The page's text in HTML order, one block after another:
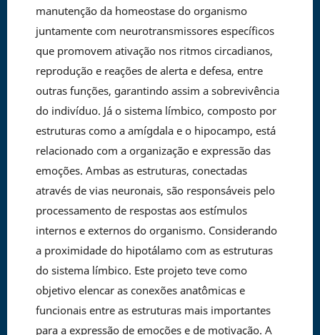
manutenção da homeostase do organismo
juntamente com neurotransmissores específicos
que promovem ativação nos ritmos circadianos,
reprodução e reações de alerta e defesa, entre
outras funções, garantindo assim a sobrevivência
do indivíduo. Já o sistema límbico, composto por
estruturas como a amígdala e o hipocampo, está
relacionado com a organização e expressão das
emoções. Ambas as estruturas, conectadas
através de vias neuronais, são responsáveis pelo
processamento de respostas aos estímulos
internos e externos do organismo. Considerando
a proximidade do hipotálamo com as estruturas
do sistema límbico. Este projeto teve como
objetivo elencar as conexões anatômicas e
funcionais entre as estruturas mais importantes
para a expressão de emoções e de motivação. A